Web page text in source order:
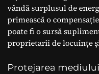
vândă surplusul de
primească o
poate fi o sursă
proprietarii de locuințe
Protejarea